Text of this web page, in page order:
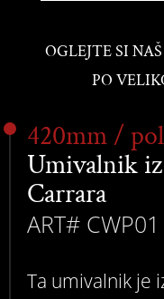
OGLEJTE SI
PO
420mm /
Umivalnik
Carrara
ART# CWP01
Ta umivalnik je